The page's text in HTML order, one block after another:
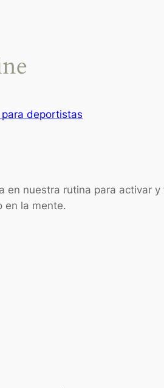
para deportistas
nuestra rutina para activar
en la mente.